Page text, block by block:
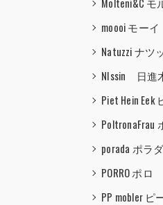
Molteni&C モ
moooi モーイ
Natuzzi ナツ
NIssin 日進
Piet Hein
PoltronaFrau
porada ポラダ
PORRO ポロ
PP mobler